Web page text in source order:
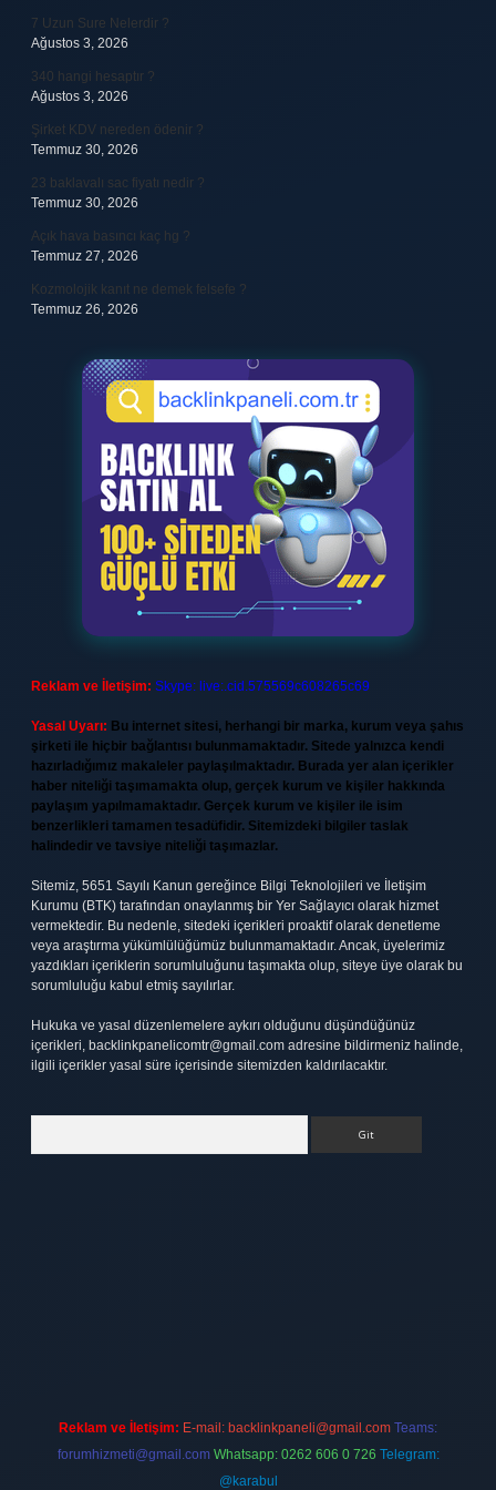
7 Uzun Sure Nelerdir ?
Ağustos 3, 2026
340 hangi hesaptır ?
Ağustos 3, 2026
Şirket KDV nereden ödenir ?
Temmuz 30, 2026
23 baklavalı sac fiyatı nedir ?
Temmuz 30, 2026
Açık hava basıncı kaç hg ?
Temmuz 27, 2026
Kozmolojik kanıt ne demek felsefe ?
Temmuz 26, 2026
Reklam ve İletişim: Skype: live:.cid.575569c608265c69
Yasal Uyarı: Bu internet sitesi, herhangi bir marka, kurum veya şahıs
şirketi ile hiçbir bağlantısı bulunmamaktadır. Sitede yalnızca kendi
hazırladığımız makaleler paylaşılmaktadır. Burada yer alan içerikler
haber niteliği taşımamakta olup, gerçek kurum ve kişiler hakkında
paylaşım yapılmamaktadır. Gerçek kurum ve kişiler ile isim
benzerlikleri tamamen tesadüfidir. Sitemizdeki bilgiler taslak
halindedir ve tavsiye niteliği taşımazlar.
Sitemiz, 5651 Sayılı Kanun gereğince Bilgi Teknolojileri ve İletişim
Kurumu (BTK) tarafından onaylanmış bir Yer Sağlayıcı olarak hizmet
vermektedir. Bu nedenle, sitedeki içerikleri proaktif olarak denetleme
veya araştırma yükümlülüğümüz bulunmamaktadır. Ancak, üyelerimiz
yazdıkları içeriklerin sorumluluğunu taşımakta olup, siteye üye olarak bu
sorumluluğu kabul etmiş sayılırlar.
Hukuka ve yasal düzenlemelere aykırı olduğunu düşündüğünüz
içerikleri, backlinkpanelicomtr@gmail.com adresine bildirmeniz halinde,
ilgili içerikler yasal süre içerisinde sitemizden kaldırılacaktır.
Reklam ve İletişim: E-mail: backlinkpaneli@gmail.com Teams:
forumhizmeti@gmail.com Whatsapp: 0262 606 0 726 Telegram:
@karabul